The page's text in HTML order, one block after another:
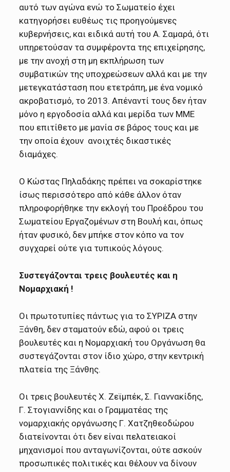
αυτό των αγώνα ενώ το Σωματείο έχει
κατηγορήσει ευθέως τις προηγούμενες
κυβερνήσεις, και ειδικά αυτή του Α. Σαμαρά, ότι
υπηρετούσαν τα συμφέροντα της επιχείρησης,
με την ανοχή στη μη εκπλήρωση των
συμβατικών της υποχρεώσεων αλλά και με την
μετεγκατάσταση που ετετράπη, με ένα νομικό
ακροβατισμό, το 2013. Απέναντί τους δεν ήταν
μόνο η εργοδοσία αλλά και μερίδα των ΜΜΕ
που επιτίθετο με μανία σε βάρος τους και με
την οποία έχουν ανοιχτές δικαστικές
διαμάχες.
Ο Κώστας Πηλαδάκης πρέπει να σοκαρίστηκε
ίσως περισσότερο από κάθε άλλον όταν
πληροφορήθηκε την εκλογή του Προέδρου του
Σωματείου Εργαζομένων στη Βουλή και, όπως
ήταν φυσικό, δεν μπήκε στον κόπο να τον
συγχαρεί ούτε για τυπικούς λόγους.
Συστεγάζονται τρεις βουλευτές και η
Νομαρχιακή !
Οι πρωτοτυπίες πάντως για το ΣΥΡΙΖΑ στην
Ξάνθη, δεν σταματούν εδώ, αφού οι τρεις
βουλευτές και η Νομαρχιακή του Οργάνωση θα
συστεγάζονται στον ίδιο χώρο, στην κεντρική
πλατεία της Ξάνθης.
Οι τρεις βουλευτές Χ. Ζεϊμπέκ, Σ. Γιαννακίδης,
Γ. Στογιαννίδης και ο Γραμματέας της
νομαρχιακής οργάνωσης Γ. Χατζηθεοδώρου
διατείνονται ότι δεν είναι πελατειακοί
μηχανισμοί που ανταγωνίζονται, ούτε ασκούν
προσωπικές πολιτικές και θέλουν να δίνουν